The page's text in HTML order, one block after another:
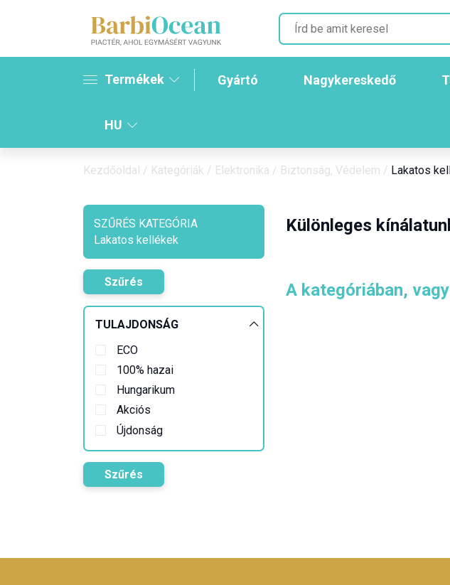
Termékek Gyártó Nagykereskedő
HU
Kezdőoldal / Kategóriák / Elektronika / Biztonság, Védelem / Lakatos
SZŰRÉS KATEGÓRIA
Lakatos kellékek
Szűrés
TULAJDONSÁG
ECO
100% hazai
Hungarikum
Akciós
Újdonság
Szűrés
Különleges
A kategóriában,